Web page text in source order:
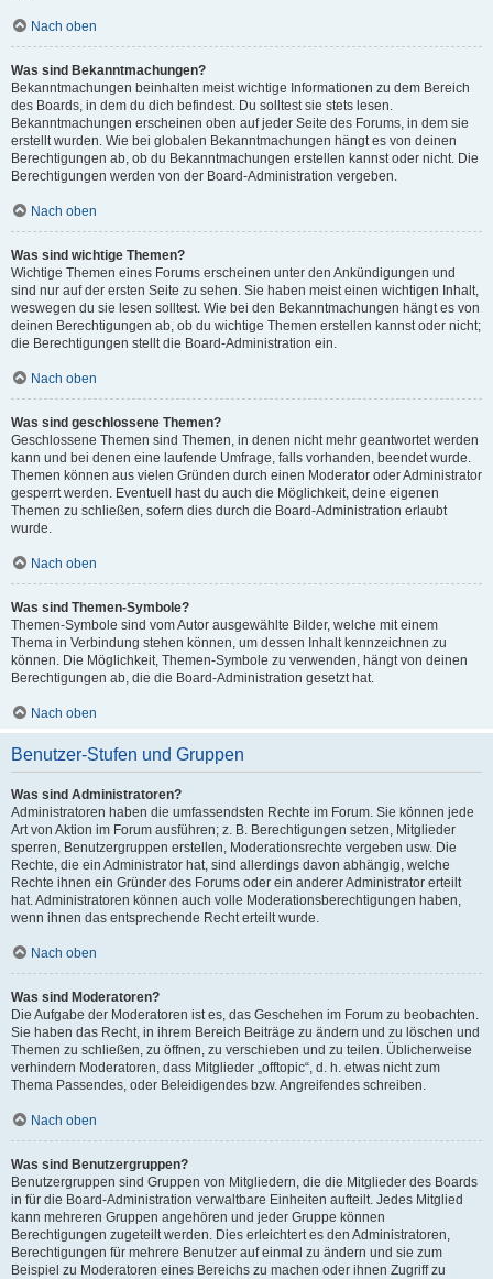
Nach oben
Was sind Bekanntmachungen?
Bekanntmachungen beinhalten meist wichtige Informationen zu dem Bereich
des Boards, in dem du dich befindest. Du solltest sie stets lesen.
Bekanntmachungen erscheinen oben auf jeder Seite des Forums, in dem sie
erstellt wurden. Wie bei globalen Bekanntmachungen hängt es von deinen
Berechtigungen ab, ob du Bekanntmachungen erstellen kannst oder nicht. Die
Berechtigungen werden von der Board-Administration vergeben.
Nach oben
Was sind wichtige Themen?
Wichtige Themen eines Forums erscheinen unter den Ankündigungen und
sind nur auf der ersten Seite zu sehen. Sie haben meist einen wichtigen Inhalt,
weswegen du sie lesen solltest. Wie bei den Bekanntmachungen hängt es von
deinen Berechtigungen ab, ob du wichtige Themen erstellen kannst oder nicht;
die Berechtigungen stellt die Board-Administration ein.
Nach oben
Was sind geschlossene Themen?
Geschlossene Themen sind Themen, in denen nicht mehr geantwortet werden
kann und bei denen eine laufende Umfrage, falls vorhanden, beendet wurde.
Themen können aus vielen Gründen durch einen Moderator oder Administrator
gesperrt werden. Eventuell hast du auch die Möglichkeit, deine eigenen
Themen zu schließen, sofern dies durch die Board-Administration erlaubt
wurde.
Nach oben
Was sind Themen-Symbole?
Themen-Symbole sind vom Autor ausgewählte Bilder, welche mit einem
Thema in Verbindung stehen können, um dessen Inhalt kennzeichnen zu
können. Die Möglichkeit, Themen-Symbole zu verwenden, hängt von deinen
Berechtigungen ab, die die Board-Administration gesetzt hat.
Nach oben
Benutzer-Stufen und Gruppen
Was sind Administratoren?
Administratoren haben die umfassendsten Rechte im Forum. Sie können jede
Art von Aktion im Forum ausführen; z. B. Berechtigungen setzen, Mitglieder
sperren, Benutzergruppen erstellen, Moderationsrechte vergeben usw. Die
Rechte, die ein Administrator hat, sind allerdings davon abhängig, welche
Rechte ihnen ein Gründer des Forums oder ein anderer Administrator erteilt
hat. Administratoren können auch volle Moderationsberechtigungen haben,
wenn ihnen das entsprechende Recht erteilt wurde.
Nach oben
Was sind Moderatoren?
Die Aufgabe der Moderatoren ist es, das Geschehen im Forum zu beobachten.
Sie haben das Recht, in ihrem Bereich Beiträge zu ändern und zu löschen und
Themen zu schließen, zu öffnen, zu verschieben und zu teilen. Üblicherweise
verhindern Moderatoren, dass Mitglieder „offtopic“, d. h. etwas nicht zum
Thema Passendes, oder Beleidigendes bzw. Angreifendes schreiben.
Nach oben
Was sind Benutzergruppen?
Benutzergruppen sind Gruppen von Mitgliedern, die die Mitglieder des Boards
in für die Board-Administration verwaltbare Einheiten aufteilt. Jedes Mitglied
kann mehreren Gruppen angehören und jeder Gruppe können
Berechtigungen zugeteilt werden. Dies erleichtert es den Administratoren,
Berechtigungen für mehrere Benutzer auf einmal zu ändern und sie zum
Beispiel zu Moderatoren eines Bereichs zu machen oder ihnen Zugriff zu